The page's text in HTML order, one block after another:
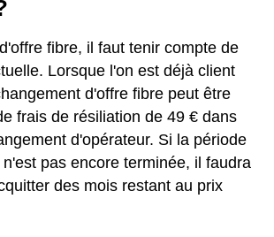
fibre, il faut tenir compte de
Lorsque l'on est déjà client
d'offre fibre peut être
frais de résiliation de 49 € dans
d'opérateur. Si la période
pas encore terminée, il faudra
des mois restant au prix